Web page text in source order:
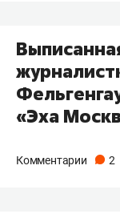
«Эха
Комментарии 2